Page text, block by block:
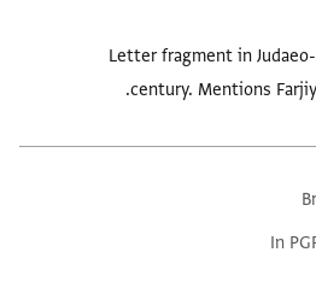
Letter fragment in
century. Mentions
In